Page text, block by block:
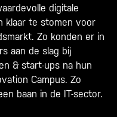
digitale
klaar te stomen voor
Zo konden er in
aan de slag bij
& start-ups na hun
Campus. Zo
baan in de IT-sector.